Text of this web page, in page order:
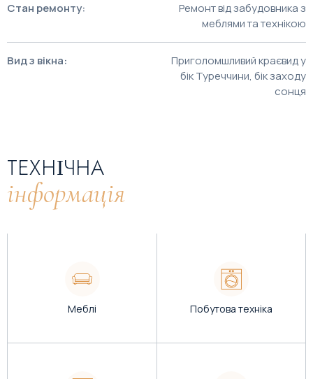
Стан ремонту:
Ремонт від забудовника з
меблями та технікою
Вид з вікна:
Приголомшливий краєвид у
бік Туреччини, бік заходу
сонця
ТЕХНІЧНА
інформація
Меблі Побутова техніка